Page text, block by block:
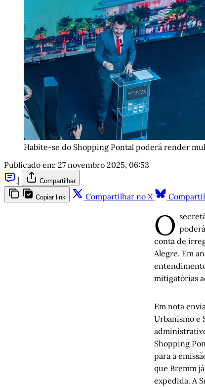
Habite-se do Shopping Pontal poderá render
Publicado em: 27 novembro 2025, 06:53
|
Compartilhar
Copiar link Compartilhar no X
O
conta de
Alegre. Em
mitigatórias
Em nota
Urbanismo e
Shopping
para a
que Bremm
expedida. A